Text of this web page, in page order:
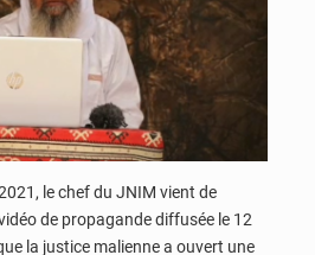
le chef du JNIM vient de
de propagande diffusée le 12
la justice malienne a ouvert une